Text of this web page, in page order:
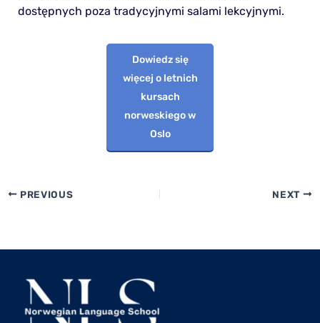
dostępnych poza tradycyjnymi salami lekcyjnymi.
Dowiedz się
więcej o letnich
kursach
norweskiego w
Oslo
PREVIOUS NEXT